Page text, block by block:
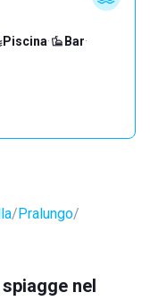
Piscina· Bar·
Pralungo
nel